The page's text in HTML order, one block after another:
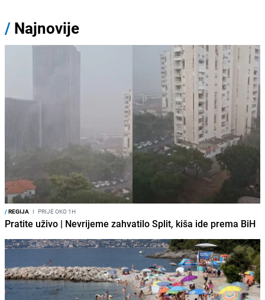
/ Najnovije
/REGIJA I PRIJE OKO 1H
Pratite uživo | Nevrijeme zahvatilo Split, kiša ide prema BiH